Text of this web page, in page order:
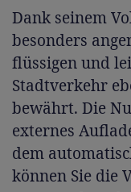
Dank seinem
besonders
flüssigen und
Stadtverkehr
bewährt. Die
externes
dem
können Sie die